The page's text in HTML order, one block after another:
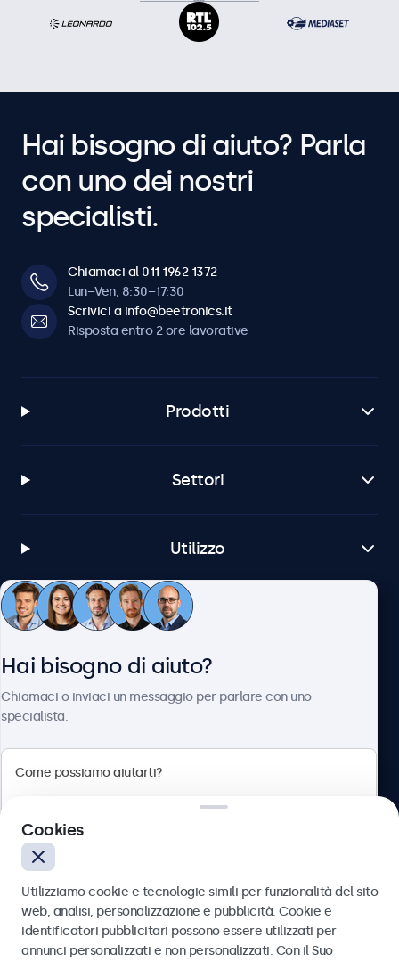
Hai bisogno di aiuto? Parla
con uno dei nostri
specialisti.
Chiamaci al 011 1962 1372
Lun–Ven, 8:30–17:30
Scrivici a info@beetronics.it
Risposta entro 2 ore lavorative
Prodotti
Settori
Utilizzo
Servizio Clienti
Italiano
Hai bisogno di aiuto?
Chiamaci o inviaci un messaggio per parlare con uno
specialista.
Inviare
Cookies
Utilizziamo cookie e tecnologie simili per funzionalità del sito
web, analisi, personalizzazione e pubblicità. Cookie e
identificatori pubblicitari possono essere utilizzati per
annunci personalizzati e non personalizzati. Con il Suo